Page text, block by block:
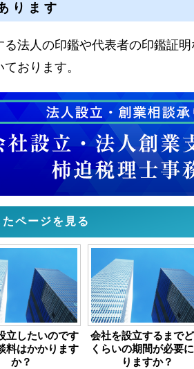
ります
る法人の印鑑や代表者の印鑑証
ております。
たページを見る
立したいのです
料はかかります
か？
会社を設立するまで
くらいの期間が必要
りますか？